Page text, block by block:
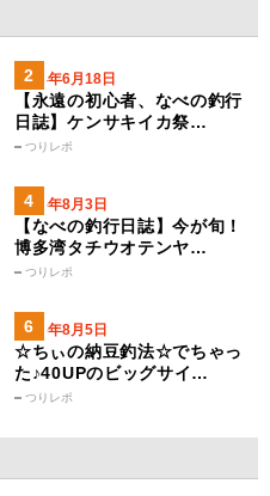
2024年6月18日
【永遠の初心者、なべの釣行
日誌】ケンサキイカ祭…
つりレポ
2025年8月3日
【なべの釣行日誌】今が旬！
博多湾タチウオテンヤ…
つりレポ
2026年8月5日
☆ちぃの納豆釣法☆でちゃっ
た♪40UPのビッグサイ…
つりレポ